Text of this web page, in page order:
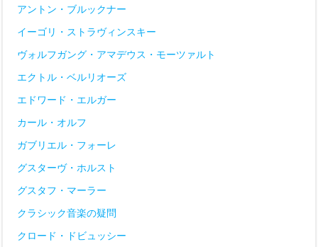
アントン・ブルックナー
イーゴリ・ストラヴィンスキー
ヴォルフガング・アマデウス・モーツァルト
エクトル・ベルリオーズ
エドワード・エルガー
カール・オルフ
ガブリエル・フォーレ
グスターヴ・ホルスト
グスタフ・マーラー
クラシック音楽の疑問
クロード・ドビュッシー